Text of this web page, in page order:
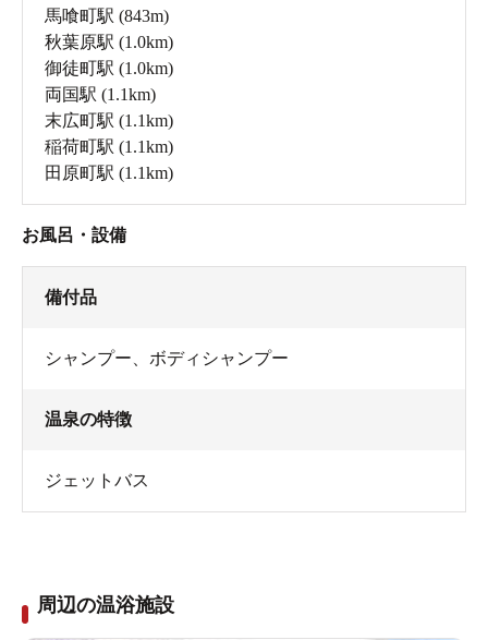
馬喰町駅 (843m)
秋葉原駅 (1.0km)
御徒町駅 (1.0km)
両国駅 (1.1km)
末広町駅 (1.1km)
稲荷町駅 (1.1km)
田原町駅 (1.1km)
お風呂・設備
備付品
シャンプー ボディシャンプー
温泉の特徴
ジェットバス
周辺の温浴施設